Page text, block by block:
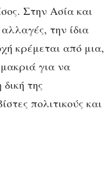
Στην Ασία και
την ίδια
κρέμεται από μια,
για να
της
πολιτικούς και